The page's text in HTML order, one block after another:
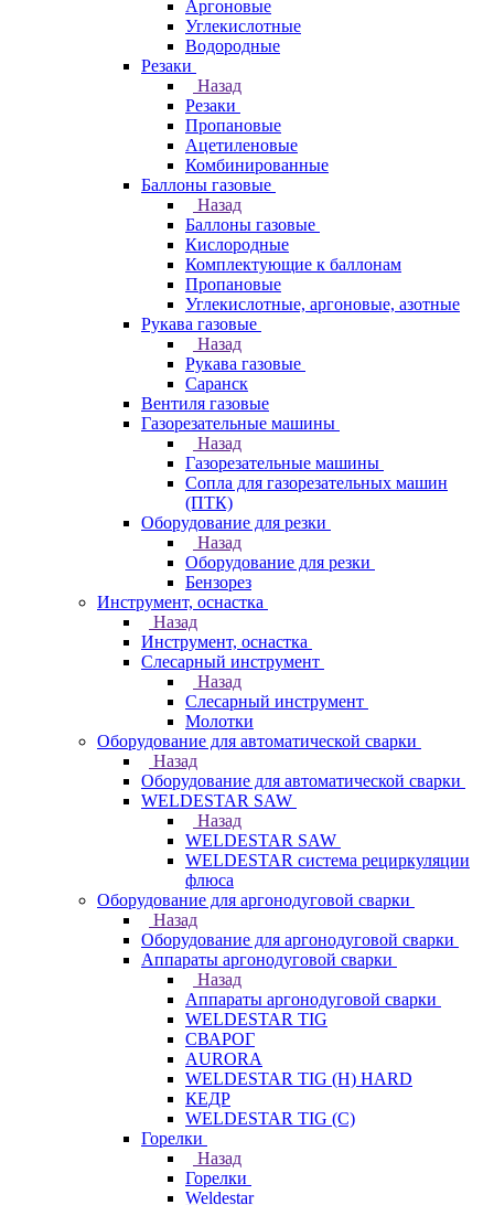
Аргоновые
Углекислотные
Водородные
Резаки
Назад
Резаки
Пропановые
Ацетиленовые
Комбинированные
Баллоны газовые
Назад
Баллоны газовые
Кислородные
Комплектующие к баллонам
Пропановые
Углекислотные, аргоновые, азотные
Рукава газовые
Назад
Рукава газовые
Саранск
Вентиля газовые
Газорезательные машины
Назад
Газорезательные машины
Сопла для газорезательных машин
(ПТК)
Оборудование для резки
Назад
Оборудование для резки
Бензорез
Инструмент, оснастка
Назад
Инструмент, оснастка
Слесарный инструмент
Назад
Слесарный инструмент
Молотки
Оборудование для автоматической сварки
Назад
Оборудование для автоматической сварки
WELDESTAR SAW
Назад
WELDESTAR SAW
WELDESTAR система рециркуляции
флюса
Оборудование для аргонодуговой сварки
Назад
Оборудование для аргонодуговой сварки
Аппараты аргонодуговой сварки
Назад
Аппараты аргонодуговой сварки
WELDESTAR TIG
СВАРОГ
AURORA
WELDESTAR TIG (H) HARD
КЕДР
WELDESTAR TIG (С)
Горелки
Назад
Горелки
Weldestar